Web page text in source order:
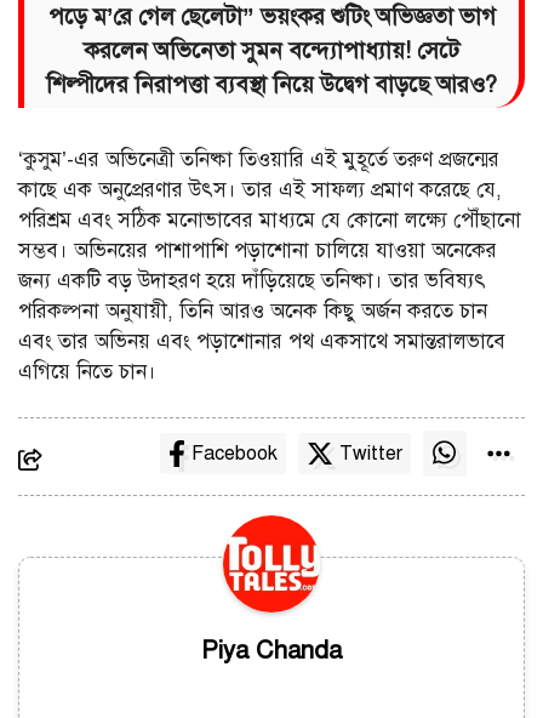
পড়ে ম’রে গেল ছেলেটা” ভয়ংকর শুটিং অভিজ্ঞতা ভাগ
করলেন অভিনেতা সুমন বন্দ্যোপাধ্যায়! সেটে
শিল্পীদের নিরাপত্তা ব্যবস্থা নিয়ে উদ্বেগ বাড়ছে আরও?
‘কুসুম’-এর অভিনেত্রী তনিষ্কা তিওয়ারি এই মুহূর্তে তরুণ প্রজন্মের
কাছে এক অনুপ্রেরণার উৎস। তার এই সাফল্য প্রমাণ করেছে যে,
পরিশ্রম এবং সঠিক মনোভাবের মাধ্যমে যে কোনো লক্ষ্যে পৌঁছানো
সম্ভব। অভিনয়ের পাশাপাশি পড়াশোনা চালিয়ে যাওয়া অনেকের
জন্য একটি বড় উদাহরণ হয়ে দাঁড়িয়েছে তনিষ্কা। তার ভবিষ্যৎ
পরিকল্পনা অনুযায়ী, তিনি আরও অনেক কিছু অর্জন করতে চান
এবং তার অভিনয় এবং পড়াশোনার পথ একসাথে সমান্তরালভাবে
এগিয়ে নিতে চান।
Facebook Twitter
Piya Chanda